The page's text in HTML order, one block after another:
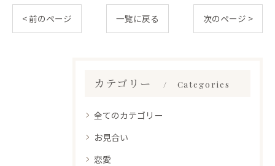
< 前のページ 一覧に戻る 次のページ >
カテゴリー Categories
全てのカテゴリー
お見合い
恋愛